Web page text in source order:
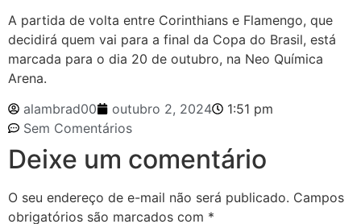
A partida de volta entre Corinthians e Flamengo, que
decidirá quem vai para a final da Copa do Brasil, está
marcada para o dia 20 de outubro, na Neo Química
Arena.
alambrad00
outubro 2, 2024
1:51 pm
Sem Comentários
Deixe um comentário
O seu endereço de e-mail não será publicado. Campos
obrigatórios são marcados com *